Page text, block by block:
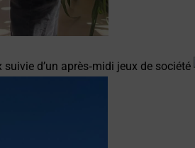
suivie d’un après‑midi jeux de société